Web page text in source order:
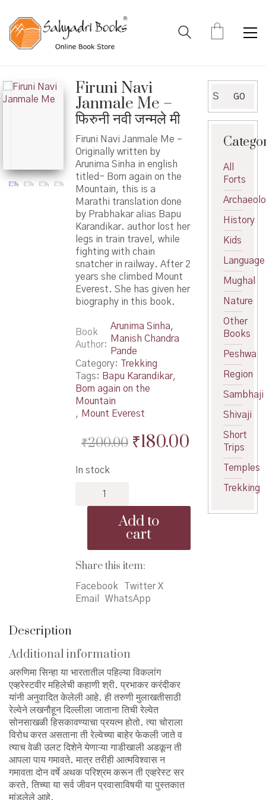
Firuni Navi
Janmale Me –
फिरुनी नवी जन्मले मी
Firuni Navi Janmale Me –
Originally written by
Arunima Sinha in english
titled- Born again on the
Mountain, this is a
Marathi translation done
by Prabhakar alias Bapu
Karandikar. author lost her
legs in train travel, while
fighting with chain
snatcher in railway. After 2
years she climbed Mount
Everest. She has given her
biography in this book.
Book
Author
Arunima Sinha,
Manish Chandra
Pande
Category: Trekking
Tags: Bapu Karandikar,
Born again on the
Mountain
, Mount Everest
₹200.00 Original
₹180.00Current
price
₹180.00.
In stock
फिरुनी
नवी
मी
quantity
Add to
cart
Share this item:
Facebook
Twitter X
Email
WhatsApp
Description
Additional information
अरुणिमा सिन्हा या भारतातील पहिल्या विकलांग
एव्हरेस्टवीर महिलेची कहाणी श्री. प्रभाकर करंदीकर
यांनी अनुवादित केलेली आहे. ही तरुणी मुलाखतीसाठी
रेल्वेने लखनौहून दिल्लीला जाताना तिची रेल्वेत
सोनसाखळी हिसकावण्याचा प्रयत्न होतो. त्या चोराला
विरोध करत असताना ती रेल्वेच्या बाहेर फेकली जाते व
त्याच वेळी उलट दिशेने येणाऱ्या गाडीखाली अडकून ती
आपला पाय गमावते. मात्र तरीही आत्मविश्वास न
गमावता दोन वर्षे अथक परिश्रम करून ती एव्हरेस्ट सर
करते. तिच्या या सर्व जीवन प्रवासाविषयी या पुस्तकात
मांडलेले आहे.
for:
GO
All
Forts
History
Kids
Language
Mughal
Nature
Other
Books
Peshwa
Region
Sambhaji
Shivaji
Short
Trips
Temples
Trekking